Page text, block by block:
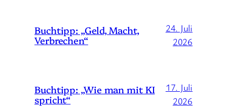
Buchtipp: „Geld, Macht,
Verbrechen“
24. Juli
2026
Buchtipp: „Wie man mit KI
spricht“
17. Juli
2026